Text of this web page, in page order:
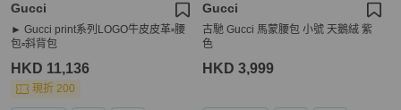
Gucci
► Gucci print系列LOGO牛皮皮革▫️腰
包▫️斜背包
HKD 11,136
現折 200
Gucci
古馳 Gucci 馬蒙腰包 小號 天鵝絨 紫
色
HKD 3,999